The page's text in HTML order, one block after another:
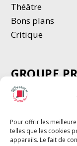
Pour offrir les
telles que les cookies
appareils. Le fait de
Théâtre
Bons plans
Critique
GROUPE
Chèque
Chèque Compta
Chèque Emploi